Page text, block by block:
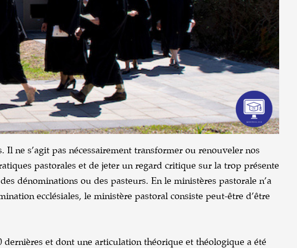
ne s’agit pas nécessairement transformer ou renouveler nos
pastorales et de jeter un regard critique sur la trop présente
dénominations ou des pasteurs. En le ministères pastorale n’a
ecclésiales, le ministère pastoral consiste peut-être d’être
et dont une articulation théorique et théologique a été